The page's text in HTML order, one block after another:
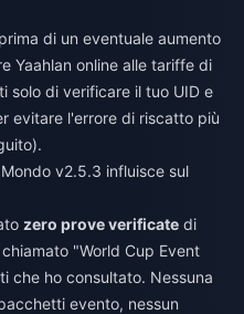
di un eventuale aumento
Yaahlan online alle tariffe di
solo di verificare il tuo UID e
evitare l'errore di riscatto più
v2.5.3 influisce sul
zero prove verificate di
"World Cup Event
che ho consultato. Nessuna
evento, nessun